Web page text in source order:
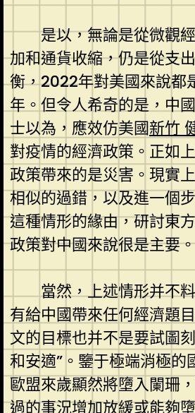
是以，無論是從微觀
加和通貨收縮，仍是從支
衡，2022年對美國來說都
年。但令人希奇的是，中
士以為，應效仿美國新竹
對疫情的經濟政策。正如
政策帶來的是災害。現實
相似的過錯，以及進一個
這種情形的緣由，研討東
政策對中國來說很是主要。
當然，上述情形并不
有給中國帶來任何經濟題
文的目標也并不是要試圖
和安適”。鑒于極端消極的
歐盟來歲顯然將墮入闌珊
過的事況增加放緩或能夠